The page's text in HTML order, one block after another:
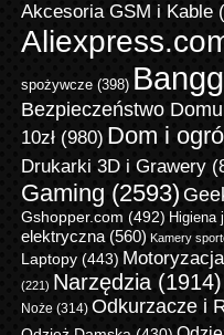
Akcesoria GSM i Kable
spożywcze(398)
Bezpieczeństwo Domu
10zł(980) Dom i
Drukarki 3D i Grawery
Gaming (2593)
Gshopper.com (492) Higiena
elektryczna(560) Kamery
Laptopy(443)
(221) Narzędzia(1914)
Noże (314) Odkurzacze i